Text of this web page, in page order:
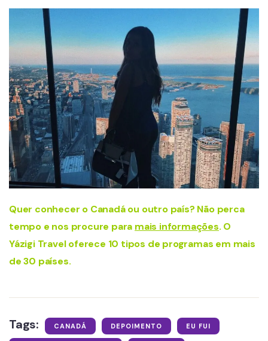
Quer conhecer o Canadá ou outro país? Não perca
tempo e nos procure para mais informações. O
Yázigi Travel oferece 10 tipos de programas em mais
de 30 países.
Tags: CANADÁ DEPOIMENTO EU FUI